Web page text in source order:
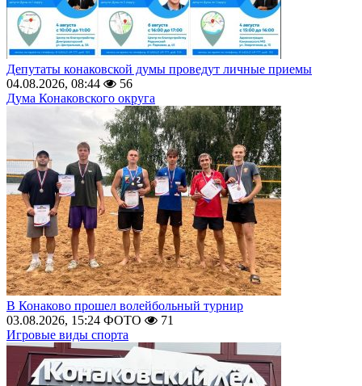
Депутаты конаковской думы проведут личные приемы
04.08.2026, 08:44
56
Дума Конаковского округа
В Конаково прошел волейбольный турнир
03.08.2026, 15:24 ФОТО
71
Игровые виды спорта